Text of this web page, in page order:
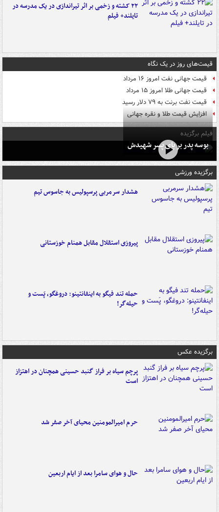
۲۲ کشته و زخمی بر اثر تیراندازی در یک مدرسه در
تایلند+ فیلم
قیمت‌های روز در یک نگاه
قیمت جهانی نفت امروز ۱۶ مرداد
قیمت جهانی طلا امروز ۱۵ مرداد
قیمت نفت برنت به ۷۹ دلار رسید
افزایش قیمت طلا و نقره جهانی
فیلم برگزیده
بوسه‌ پدر بر پای پسر شهیدش
برگزیده ورزشی
هشدار سرمربی پرسپولیس به جاسوس تیم
پیروزی استقلال مقابل همنام خوزستانی
حمله تند فیگو به اینفانتینو: دروغگو، پَست‌ و
حیله‌گر!
برگزیده عکس
پرچم سیاه بر فراز گنبد حسینی همچنان در اهتزاز
است
حرم امیرالمومنین محیای آخر صفر شد
حال و هوای سامرا بعد از ایام اربعین